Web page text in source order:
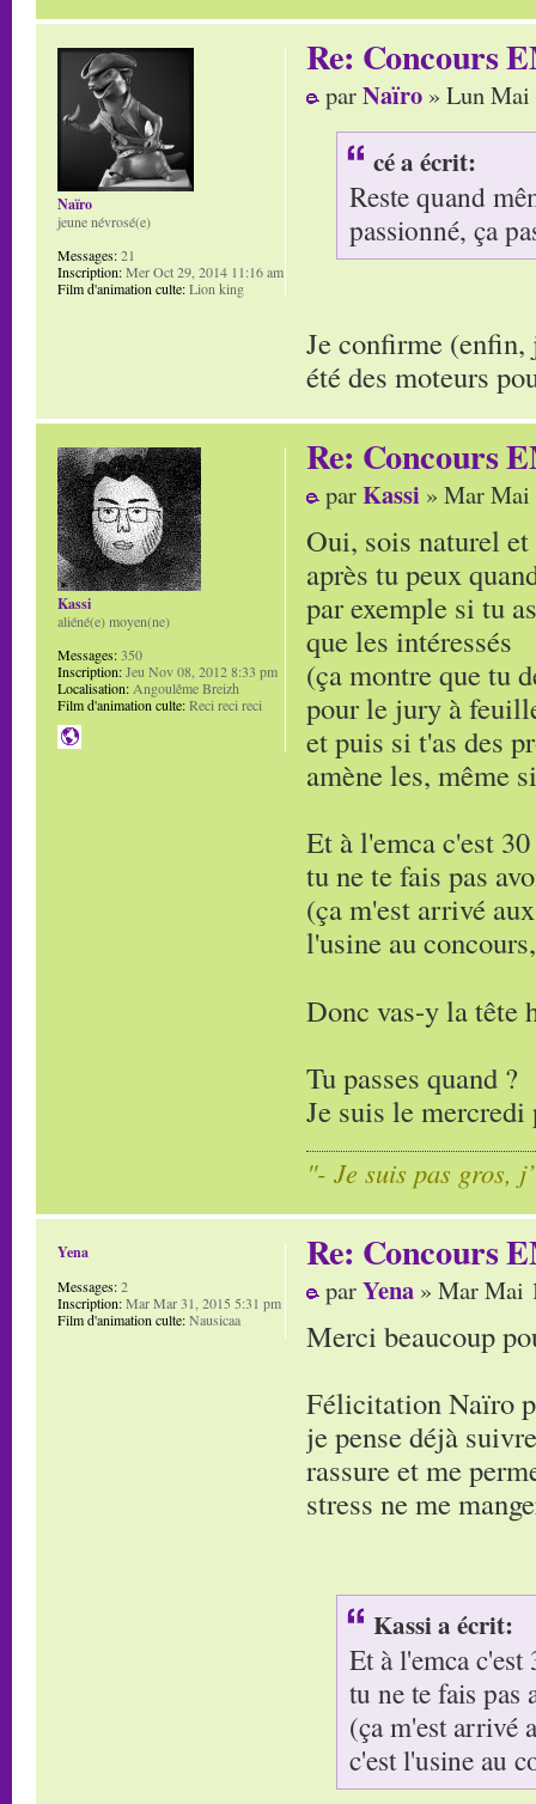
Re: Concours
parNaïro » Lun Mai
cé a écrit:
Reste quand
passionné, ça
Je confirme (enfin,
été des moteurs
Naïro
jeune névrosé(e)
Messages:21
Inscription:Mer Oct 29, 2014 11:16 am
Film d'animation culte:Lion king
Re: Concours
parKassi » Mar Mai
Oui, sois naturel
après tu peux
par exemple si tu
que les intéressés
(ça montre que tu
pour le jury à
et puis si t'as des
amène les, même
Et à l'emca c'est
tu ne te fais pas
(ça m'est arrivé
l'usine au
Donc vas-y la tête
Tu passes quand ?
Je suis le mercredi
"- Je suis pas gros,
Kassi
aliéné(e) moyen(ne)
Messages:350
Inscription:Jeu Nov 08, 2012 8:33 pm
Localisation: Angoulême Breizh
Film d'animation culte:Reci reci reci
Re: Concours
parYena » Mar Mai
Merci beaucoup
Félicitation Naïro
je pense déjà
rassure et me
stress ne me
Kassi a écrit:
Et à l'emca
tu ne te fais pas
(ça m'est arrivé
c'est l'usine au
Yena
Messages:2
Inscription:Mar Mar 31, 2015 5:31 pm
Film d'animation culte:Nausicaa